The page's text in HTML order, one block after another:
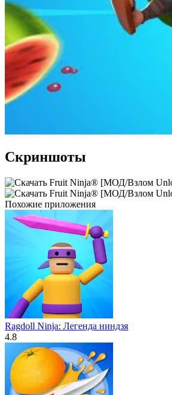
Скриншоты
Похожие приложения
Ragdoll Ninja: Легенда ниндзя
4.8